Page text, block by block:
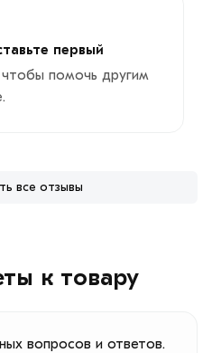
первый
помочь другим
все отзывы
к товару
вопросов и ответов.